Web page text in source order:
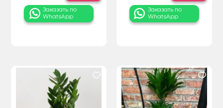
Заказать по
WhatsApp
Заказать по
WhatsApp